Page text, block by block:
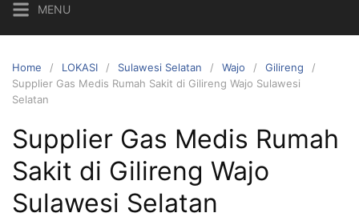
MENU
Home LOKASI Sulawesi Selatan Wajo
Gilireng
Supplier Gas Medis Rumah Sakit di Gilireng Wajo Sulawesi
Selatan
Supplier Gas Medis Rumah
Sakit di Gilireng Wajo
Sulawesi Selatan